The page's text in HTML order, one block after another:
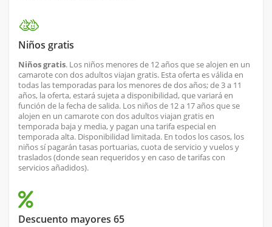
Niños gratis
Niños gratis. Los niños menores de 12 años que se alojen en un
camarote con dos adultos viajan gratis. Esta oferta es válida en
todas las temporadas para los menores de dos años; de 3 a 11
años, la oferta, estará sujeta a disponibilidad, que variará en
función de la fecha de salida. Los niños de 12 a 17 años que se
alojen en un camarote con dos adultos viajan gratis en
temporada baja y media, y pagan una tarifa especial en
temporada alta. Disponibilidad limitada. En todos los casos, los
niños sí pagarán tasas portuarias, cuota de servicio y vuelos y
traslados (donde sean requeridos y en caso de tarifas con
servicios añadidos).
Descuento mayores 65